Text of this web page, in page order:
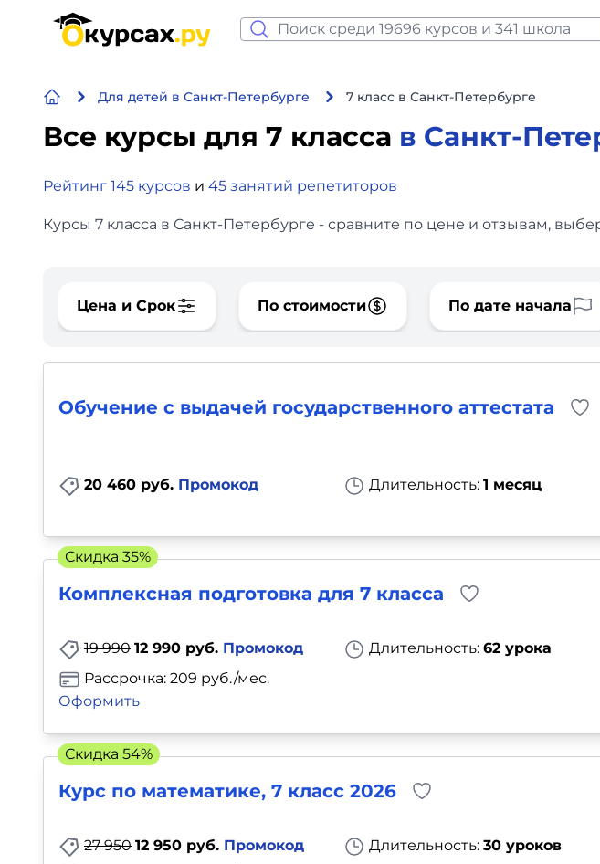
Для детей в Санкт-Петербурге 7 класс в Санкт-Петербурге
Все курсы для 7 класса в Санкт-
Рейтинг 145 курсов и 45 занятий репетиторов
Курсы 7 класса в Санкт-Петербурге - сравните по цене и отзывам,
Цена и Срок По стоимости По дате начала
Обучение с выдачей государственного аттестата
20 460 руб. Промокод Длительность: 1 месяц
Комплексная подготовка для 7 класса
19 990 12 990 руб. Промокод Длительность: 62 урока
Рассрочка: 209 руб./мес.
Оформить
Скидка 35%
Курс по математике, 7 класс 2026
27 950 12 950 руб. Промокод Длительность: 30 уроков
Скидка 54%
Программирование
Бизнес и финансы
Дизайн
Видео, фото, аудио
Красота, здоровье, фитнес
Психология и саморазвитие
Прочее
Тесты на профориентацию
Курсы по нейросетям
Бесплатно